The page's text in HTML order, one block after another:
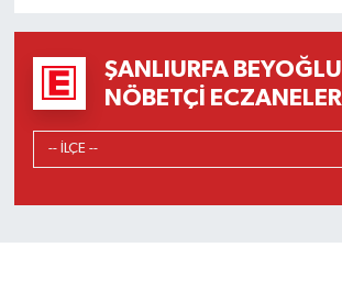
ŞANLIURFA BEYOĞLU
NÖBETÇI ECZANELER